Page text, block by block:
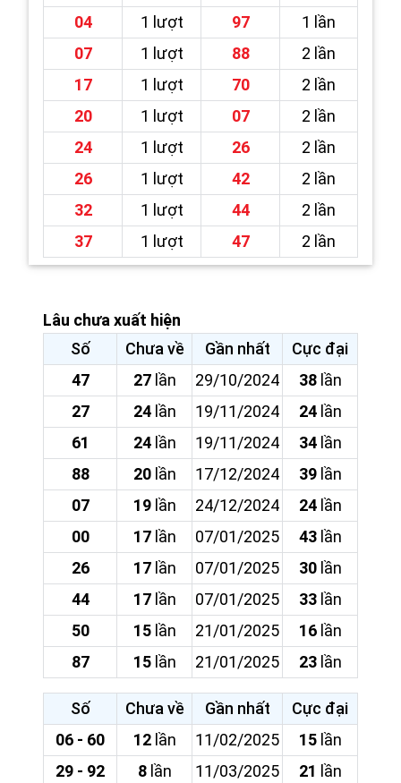
04
1 lượt 97
1 lần
07
1 lượt 88
2 lần
17
1 lượt 70
2 lần
20
1 lượt 07
2 lần
24
1 lượt 26
2 lần
26
1 lượt 42
2 lần
32
1 lượt 44
2 lần
37
1 lượt 47 2 lần
Lâu chưa xuất hiện
Số
Chưa về Gần nhất
Cực đại
47
27lần 29/10/2024 38lần
27
24lần 19/11/2024 24lần
61
24lần 19/11/2024 34lần
88
20lần 17/12/2024 39lần
07
19lần 24/12/2024 24lần
00
17lần 07/01/2025 43lần
26
17lần 07/01/2025 30lần
44
17lần 07/01/2025 33lần
50
15lần 21/01/2025 16lần
87
15lần 21/01/2025 23lần
Số Chưa về Gần nhất
Cực đại
06 - 60
12lần 11/02/2025 15lần
29 - 92
8lần 11/03/2025 21 lần